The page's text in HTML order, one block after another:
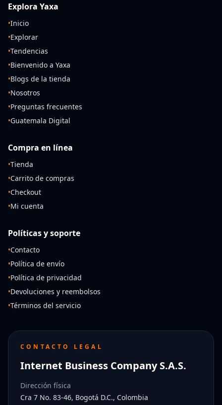
Explora Yaxa
•Inicio
•Explorar
•Tendencias
•Bienvenido a Yaxa
•Blogs de la tienda
•Nosotros
•Preguntas frecuentes
•Guatemala Digital
Compra en línea
•Tienda
•Carrito de compras
•Checkout
•Mi cuenta
Políticas y soporte
•Contacto
•Política de envío
•Política de privacidad
•Devoluciones y reembolsos
•Términos del servicio
CONTACTO LEGAL
Internet Business Company S.A.S.
Dirección física
Cra 7 No. 83-46, Bogotá D.C., Colombia